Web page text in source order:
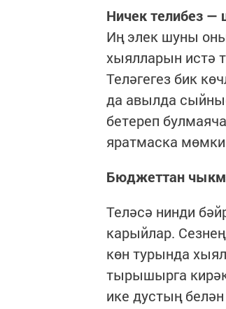
Ничек телибез —
Иң элек шуны
хыялларын истә
Теләгегез бик
да авылда
бетереп
яратмаска
Бюджеттан
Теләсә нинди
карыйлар.
көн турында
тырышырга
ике дустың